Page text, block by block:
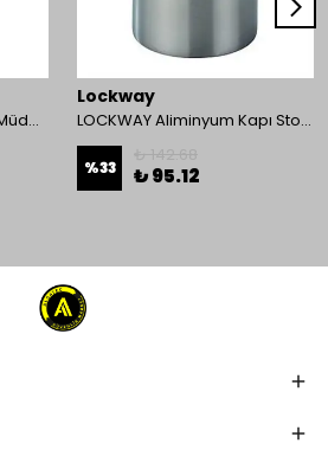
Assa Abloy DT-H 301 Dış Müdahale Kolu
Lockway
LOCKWAY Aliminyum Kapı Stoperi
%33 ₺ 95.12